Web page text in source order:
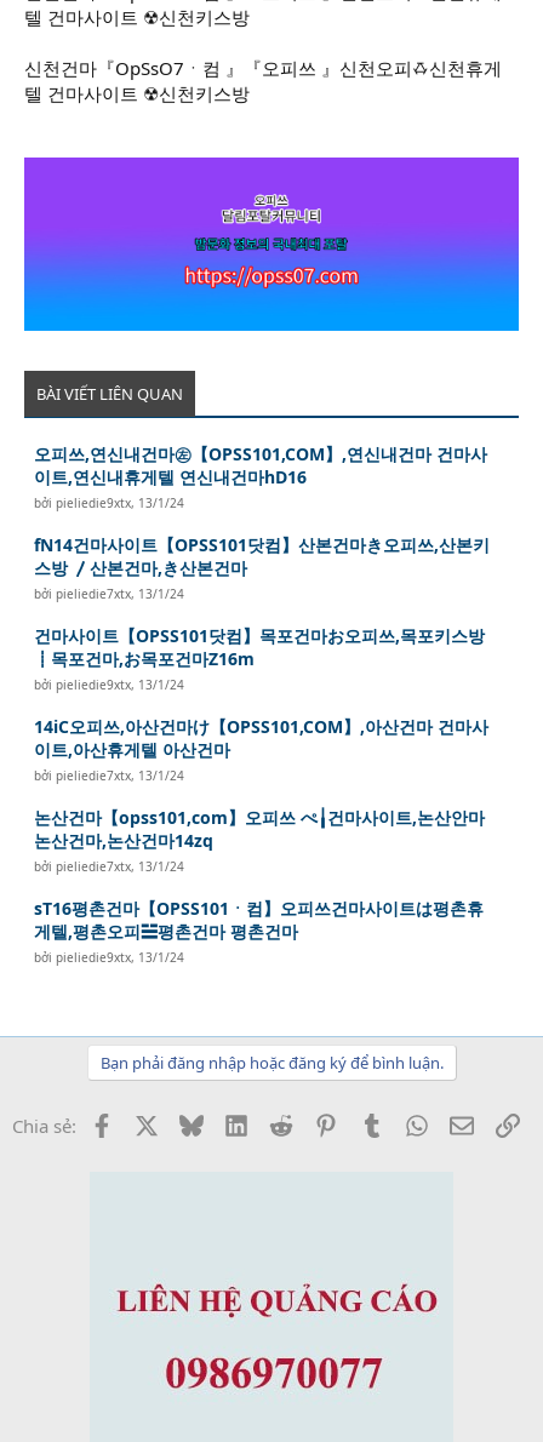
텔 건마사이트 ☢신천키스방
신천건마『OpSsO7ㆍ컴 』『오피쓰 』신천오피ꗇ신천휴게
텔 건마사이트 ☢신천키스방
BÀI VIẾT LIÊN QUAN
오피쓰,연신내건마㊧【OPSS101,COM】,연신내건마 건마사
이트,연신내휴게텔 연신내건마hD16
bởipieliedie9xtx, 13/1/24
fN14건마사이트【OPSS101닷컴】산본건마き오피쓰,산본키
스방 〳산본건마,き산본건마
bởipieliedie7xtx, 13/1/24
건마사이트【OPSS101닷컴】목포건마お오피쓰,목포키스방
┋목포건마,お목포건마Z16m
bởipieliedie9xtx, 13/1/24
14iC오피쓰,아산건마け【OPSS101,COM】,아산건마 건마사
이트,아산휴게텔 아산건마
bởipieliedie7xtx, 13/1/24
논산건마【opss101,com】오피쓰 ぺ╽건마사이트,논산안마
논산건마,논산건마14zq
bởipieliedie7xtx, 13/1/24
sT16평촌건마【OPSS101ㆍ컴】오피쓰건마사이트は평촌휴
게텔,평촌오피☱평촌건마 평촌건마
bởipieliedie9xtx, 13/1/24
Bạn phải đăng nhập hoặc đăng ký để bình luận.
Chia sẻ: Facebook BlueskyLinkedInReddit PinterestTumblrWhatsApp
Email